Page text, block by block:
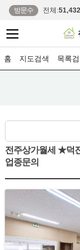
방문수 전체:
홈 지도검색 목록
전주상가월세 ★
업종문의